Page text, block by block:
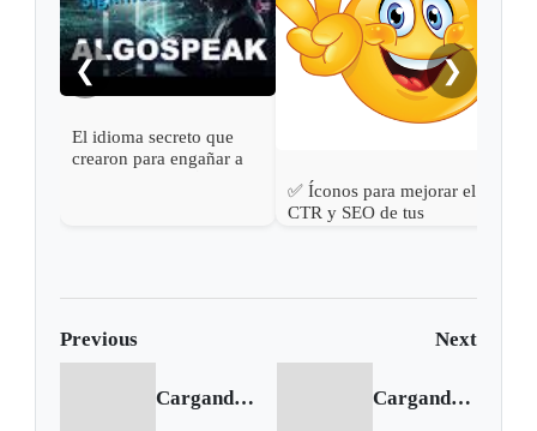
❮
El idioma secreto que
crearon para engañar a
✅ Íconos para mejorar el
CTR y SEO de tus
❯
Previous Next
Cargando anterior... Cargando siguiente...